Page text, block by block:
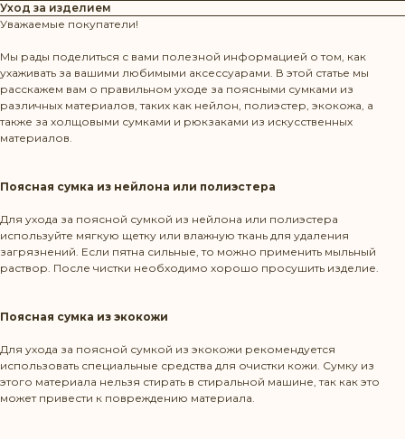
Уход за изделием
Уважаемые покупатели!
Мы рады поделиться с вами полезной информацией о том, как
ухаживать за вашими любимыми аксессуарами. В этой статье мы
расскажем вам о правильном уходе за поясными сумками из
различных материалов, таких как нейлон, полиэстер, экокожа, а
также за холщовыми сумками и рюкзаками из искусственных
материалов.
Поясная сумка из нейлона или полиэстера
Для ухода за поясной сумкой из нейлона или полиэстера
используйте мягкую щетку или влажную ткань для удаления
загрязнений. Если пятна сильные, то можно применить мыльный
раствор. После чистки необходимо хорошо просушить изделие.
Поясная сумка из экокожи
Для ухода за поясной сумкой из экокожи рекомендуется
использовать специальные средства для очистки кожи. Сумку из
этого материала нельзя стирать в стиральной машине, так как это
может привести к повреждению материала.